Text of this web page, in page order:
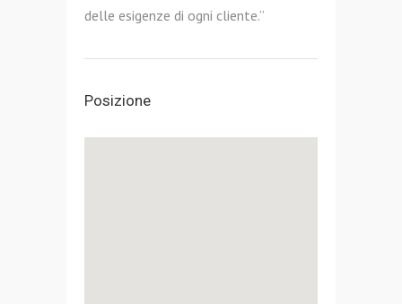
delle esigenze di ogni cliente.”
Posizione